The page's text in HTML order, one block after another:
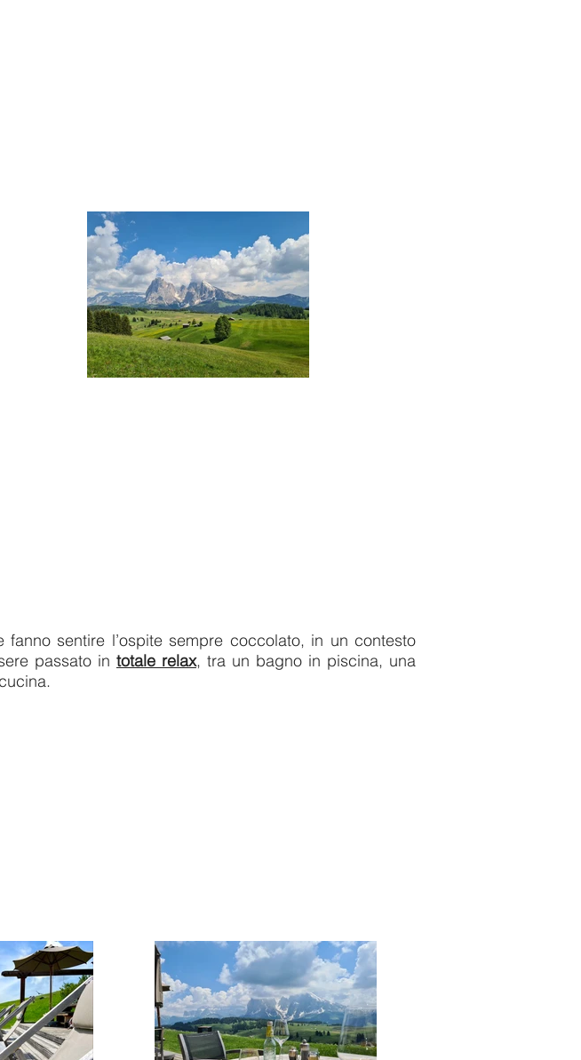
sentire l’ospite sempre coccolato, in un contesto
passato in totale relax, tra un bagno in piscina, una